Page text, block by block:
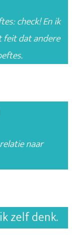
check! En ik
dat andere
naar
zelf denk.